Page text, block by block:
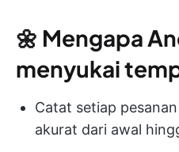
🌼 Mengapa
menyukai
Catat setiap
akurat dari awal